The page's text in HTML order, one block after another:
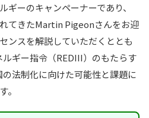
ギーのキャンペーナーであり、
てきたMartin Pigeonさんをお迎
ンスを解説していただくととも
ギー指令（REDIII）のもたらす
法制化に向けた可能性と課題に
。